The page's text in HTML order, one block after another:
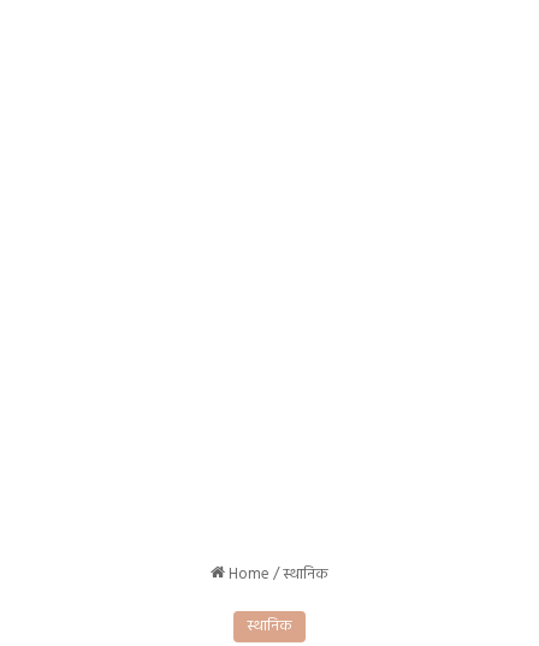
Home/स्थानिक
स्थानिक